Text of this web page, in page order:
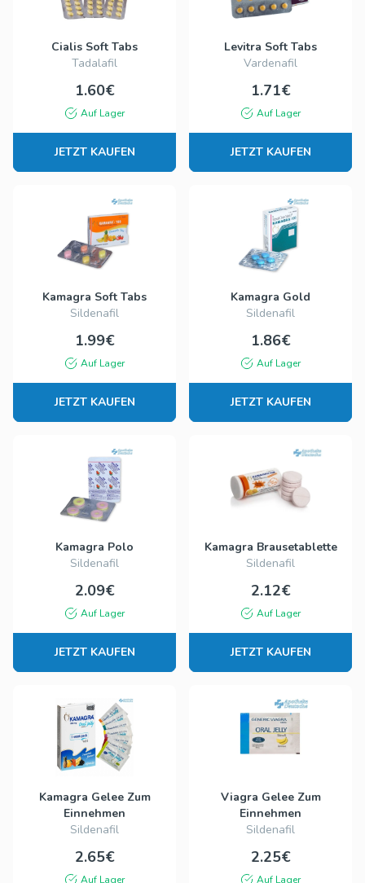
Cialis Soft Tabs
Tadalafil
1.60€
Auf Lager
JETZT KAUFEN
Levitra Soft Tabs
Vardenafil
1.71€
Auf Lager
JETZT KAUFEN
Kamagra Soft Tabs
Sildenafil
1.99€
Auf Lager
JETZT KAUFEN
Kamagra Gold
Sildenafil
1.86€
Auf Lager
JETZT KAUFEN
Kamagra Polo
Sildenafil
2.09€
Auf Lager
JETZT KAUFEN
Kamagra Brausetablette
Sildenafil
2.12€
Auf Lager
JETZT KAUFEN
Kamagra Gelee Zum
Einnehmen
Sildenafil
2.65€
Auf Lager
Viagra Gelee Zum
Einnehmen
Sildenafil
2.25€
Auf Lager